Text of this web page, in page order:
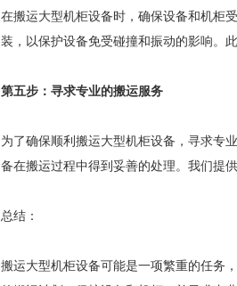
在搬运大型机柜设备时，确保设备和机柜
装，以保护设备免受碰撞和振动的影响。
第五步：寻求专业的搬运服务
为了确保顺利搬运大型机柜设备，寻求专
备在搬运过程中得到妥善的处理。我们提
总结：
搬运大型机柜设备可能是一项繁重的任务